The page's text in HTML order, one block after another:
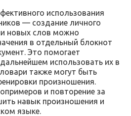
использования
— создание личного
новых слов можно
в отдельный блокнот
Это помогает
использовать их в
также могут быть
произношения.
и повторение за
навык произношения и
языке.